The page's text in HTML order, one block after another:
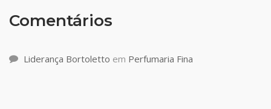
Comentários
Liderança Bortoletto em Perfumaria Fina